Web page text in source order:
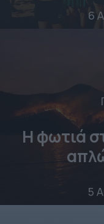
6
Η φωτιά
5